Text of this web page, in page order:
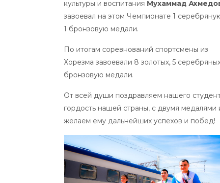
культуры и воспитания Мухаммад
завоевал на этом Чемпионате 1
1 бронзовую медали.
По итогам соревнований спортсмены из
Хорезма завоевали 8 золотых, 5
бронзовую медали.
От всей души поздравляем нашего
гордость нашей страны, с двумя медалями
желаем ему дальнейших успехов и побед!